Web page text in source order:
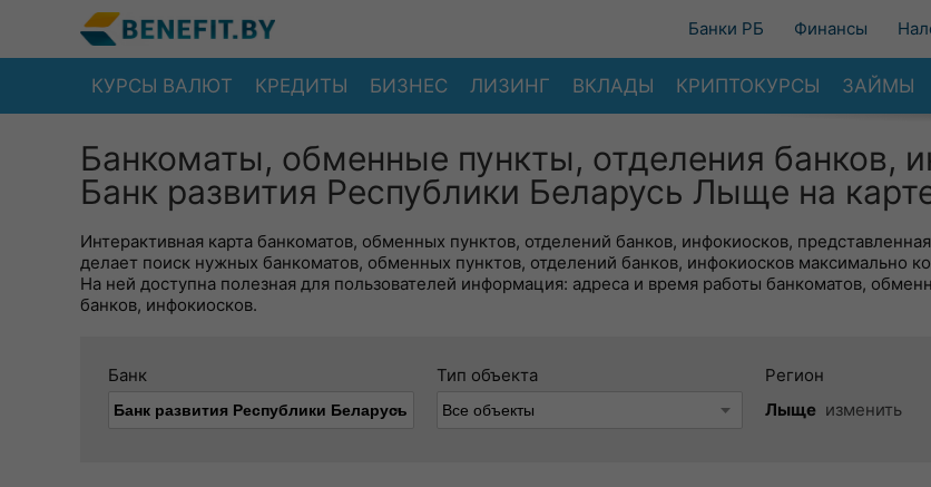
Банки РБ Финансы
КУРСЫ ВАЛЮТ КРЕДИТЫ БИЗНЕС ЛИЗИНГ ВКЛАДЫ КРИПТОКУРСЫ ЗАЙМЫ
Банкоматы, обменные пункты, отделения банков,
Банк развития Республики Беларусь Лыще на
Интерактивная карта банкоматов, обменных пунктов, отделений банков, инфокиосков,
делает поиск нужных банкоматов, обменных пунктов, отделений банков, инфокиосков максимально
На ней доступна полезная для пользователей информация: адреса и время работы банкоматов,
банков, инфокиосков.
Банк Тип объекта
Регион
Лыще изменить